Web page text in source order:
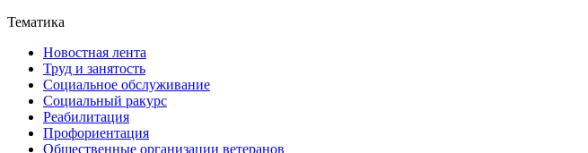
Тематика
Новостная лента
Труд и занятость
Социальное обслуживание
Социальный ракурс
Реабилитация
Профориентация
Общественные организации ветеранов